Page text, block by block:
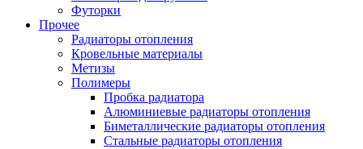
Футорки
Прочее
Радиаторы отопления
Кровельные материалы
Метизы
Полимеры
Пробка радиатора
Алюминиевые радиаторы отопления
Биметаллические радиаторы отопления
Стальные радиаторы отопления